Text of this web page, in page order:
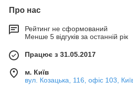
Про нас
Рейтинг не сформований
Менше 5 відгуків за останній рік
Працює з 31.05.2017
м. Київ
вул. Козацька, 116, офіс 103,